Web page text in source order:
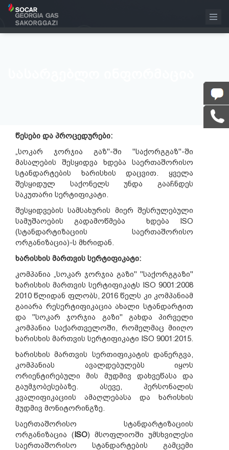
წესები და პროცედურები:
„სოკარ ჯორჯია გაზ"-ში "საქორგგაზ"-ში
მასალების შესყიდვა ხდება საერთაშორისო
სტანდარტების ხარისხის დაცვით. ყველა
შესყიდულ საქონელს უნდა გააჩნდეს
საკუთარი სერტიფიკატი.
შესყიდვების სამსახურის მიერ შესრულებული
სამუშაოების გადამოწმება ხდება ISO
(სტანდარტიზაციის საერთაშორისო
ორგანიზაცია)-ს მხრიდან.
ხარისხის მართვის სერტიფიკატი:
კომპანია „სოკარ ჯორჯია გაზი" "საქორგგაზი"
ხარისხის მართვის სერტიფიკატს ISO 9001:2008
2010 წლიდან ფლობს, 2016 წელს კი კომპანიამ
გაიარა რესერტიფიკაცია ახალი სტანდარტით
და "სოკარ ჯორჯია გაზი" გახდა პირველი
კომპანია საქართველოში, რომელმაც მიიღო
ხარისხის მართვის სერტიფიკატი ISO 9001:2015.
ხარისხის მართვის სერთიფიკატის დანერგვა,
კომპანიას ავალდებულებს იყოს
ორიენტირებული მის მუდმივ დახვეწასა და
გაუმჯობესებაზე. ასევე, პერსონალის
კვალიფიკაციის ამაღლებასა და ხარისხის
მუდმივ მონიტორინგზე.
საერთაშორისო სტანდარტიზაციის
ორგანიზაცია (ISO) მსოფლიოში უმსხვილესი
საერთაშორისო სტანდარტების გამცემი